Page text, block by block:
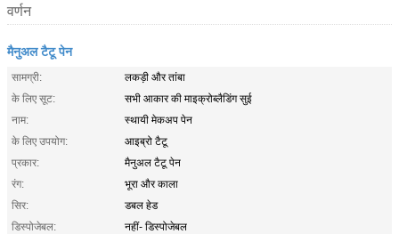
वर्णन
मैनुअल टैटू पेन
सामग्री:
लकड़ी और तांबा
के लिए सूट:
सभी आकार की माइक्रोब्लैडिंग सुई
नाम:
स्थायी मेकअप पेन
के लिए उपयोग:
आइब्रो टैटू
प्रकार:
मैनुअल टैटू पेन
रंग:
भूरा और काला
सिर:
डबल हेड
डिस्पोजेबल:
नहीं- डिस्पोजेबल